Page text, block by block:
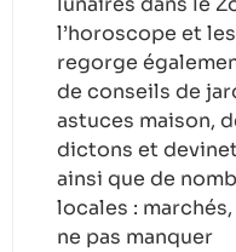
l’horoscope et
regorge
de conseils de
astuces maison,
dictons et
ainsi que de
locales :
ne pas manquer